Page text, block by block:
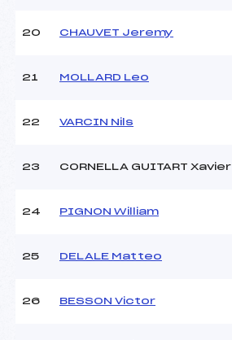
20 CHAUVET Jeremy
21 MOLLARD Leo
22 VARCIN Nils
23 CORNELLA GUITART Xavier
24 PIGNON William
25 DELALE Matteo
26 BESSON Victor